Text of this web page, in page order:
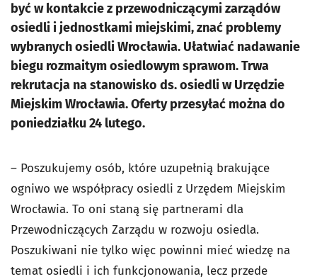
być w kontakcie z przewodniczącymi zarządów
osiedli i jednostkami miejskimi, znać problemy
wybranych osiedli Wrocławia. Ułatwiać nadawanie
biegu rozmaitym osiedlowym sprawom. Trwa
rekrutacja na stanowisko ds. osiedli w Urzędzie
Miejskim Wrocławia. Oferty przesyłać można do
poniedziałku 24 lutego.
– Poszukujemy osób, które uzupełnią brakujące
ogniwo we współpracy osiedli z Urzędem Miejskim
Wrocławia. To oni staną się partnerami dla
Przewodniczących Zarządu w rozwoju osiedla.
Poszukiwani nie tylko więc powinni mieć wiedzę na
temat osiedli i ich funkcjonowania, lecz przede